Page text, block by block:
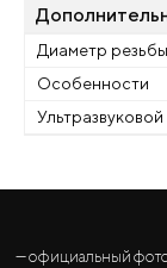
Диаметр
Особенности
— официальный